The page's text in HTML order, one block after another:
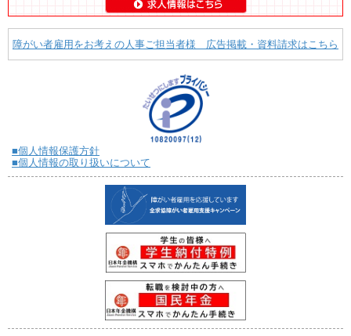
障がい者雇用をお考えの人事ご担当者様 広告掲載・資料請求はこちら
■個人情報保護方針
■個人情報の取り扱いについて